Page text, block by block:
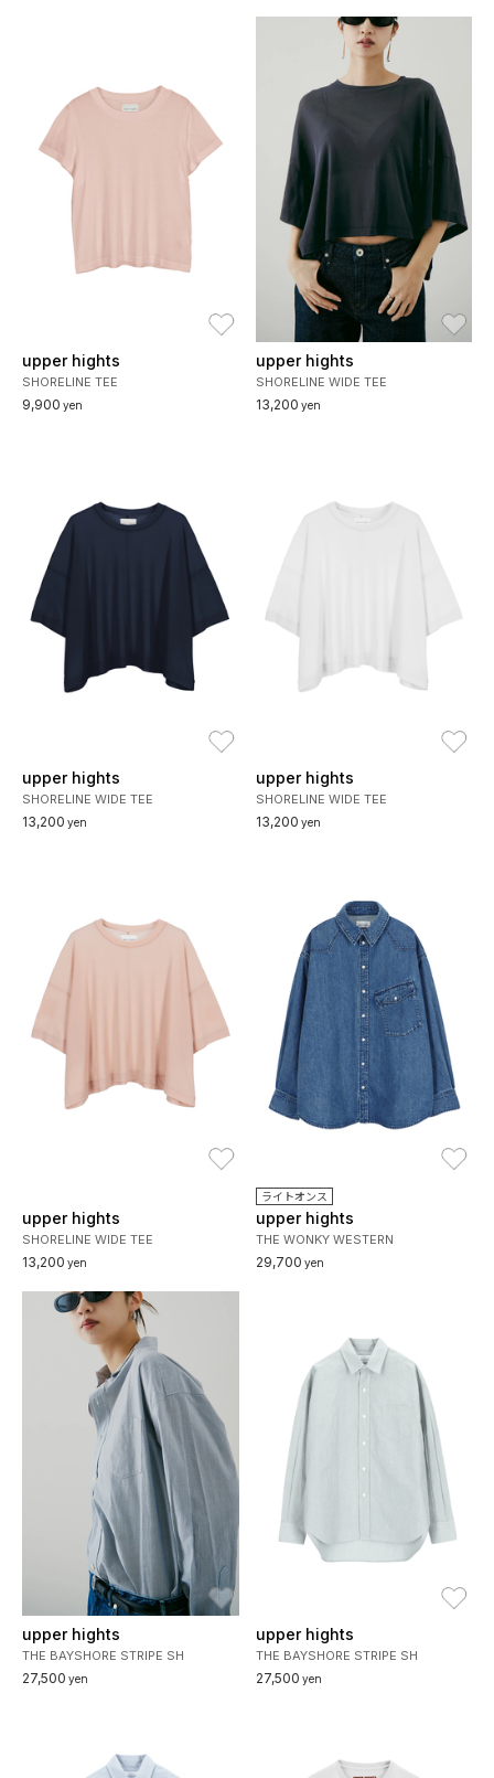
お気に入り
upper hights
SHORELINE TEE
9,900 yen
upper hights
SHORELINE WIDE TEE
13,200 yen
upper hights
SHORELINE WIDE TEE
13,200 yen
upper hights
SHORELINE WIDE TEE
13,200 yen
upper hights
SHORELINE WIDE TEE
13,200 yen
ライトオンス
upper hights
THE WONKY WESTERN
29,700 yen
upper hights
THE BAYSHORE STRIPE SH
27,500 yen
upper hights
THE BAYSHORE STRIPE SH
27,500 yen